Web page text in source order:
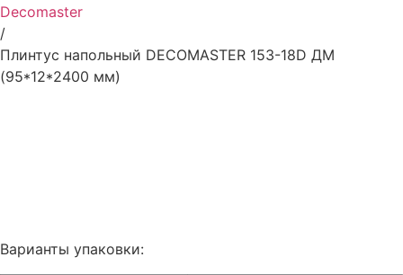
Decomaster
/
Плинтус напольный DECOMASTER 153-18D ДМ
(95*12*2400 мм)
Варианты упаковки: